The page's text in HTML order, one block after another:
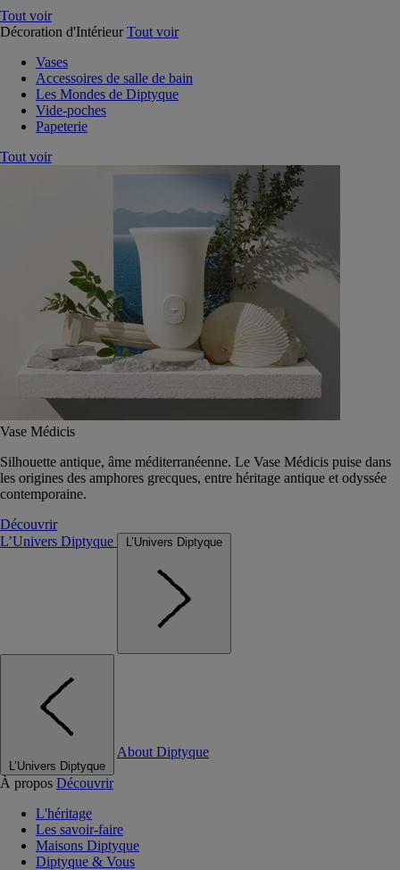
Tout voir
Décoration d'Intérieur Tout voir
Vases
Accessoires de salle de bain
Les Mondes de Diptyque
Vide-poches
Papeterie
Tout voir
Vase Médicis
Silhouette antique, âme méditerranéenne. Le Vase Médicis puise dans
les origines des amphores grecques, entre héritage antique et odyssée
contemporaine.
Découvrir
L’Univers Diptyque
L’Univers Diptyque
L’Univers Diptyque
About Diptyque
À propos Découvrir
L'héritage
Les savoir-faire
Maisons Diptyque
Diptyque & Vous